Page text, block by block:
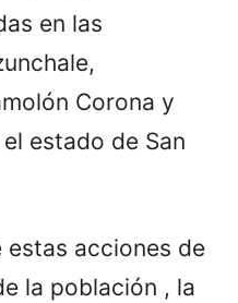
en las
Corona y
estado de San
estas acciones de
la población , la